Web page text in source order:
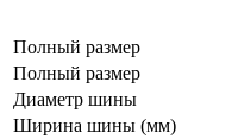
Полный размер
Полный размер
Диаметр шины
Ширина шины (мм)